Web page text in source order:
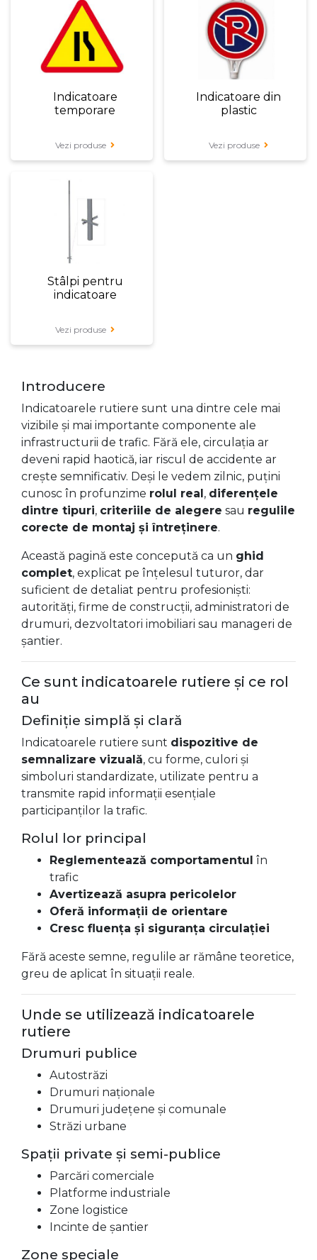
Indicatoare
temporare
Vezi produse
Indicatoare din
plastic
Vezi produse
Stâlpi pentru
indicatoare
Vezi produse
Introducere
Indicatoarele rutiere sunt una dintre cele mai
vizibile și mai importante componente ale
infrastructurii de trafic. Fără ele, circulația ar
deveni rapid haotică, iar riscul de accidente ar
crește semnificativ. Deși le vedem zilnic, puțini
cunosc în profunzime rolul real, diferențele
dintre tipuri, criteriile de alegere sau regulile
corecte de montaj și întreținere.
Această pagină este concepută ca un ghid
complet, explicat pe înțelesul tuturor, dar
suficient de detaliat pentru profesioniști:
autorități, firme de construcții, administratori de
drumuri, dezvoltatori imobiliari sau manageri de
șantier.
Ce sunt indicatoarele rutiere și ce rol
au
Definiție simplă și clară
Indicatoarele rutiere sunt dispozitive de
semnalizare vizuală, cu forme, culori și
simboluri standardizate, utilizate pentru a
transmite rapid informații esențiale
participanților la trafic.
Rolul lor principal
Reglementează comportamentul în
trafic
Avertizează asupra pericolelor
Oferă informații de orientare
Cresc fluența și siguranța circulației
Fără aceste semne, regulile ar rămâne teoretice,
greu de aplicat în situații reale.
Unde se utilizează indicatoarele
rutiere
Drumuri publice
Autostrăzi
Drumuri naționale
Drumuri județene și comunale
Străzi urbane
Spații private și semi-publice
Parcări comerciale
Platforme industriale
Zone logistice
Incinte de șantier
Zone speciale